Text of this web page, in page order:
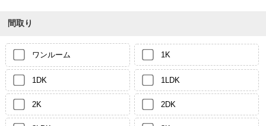
間取り
ワンルーム 1K
1DK 1LDK
2K 2DK